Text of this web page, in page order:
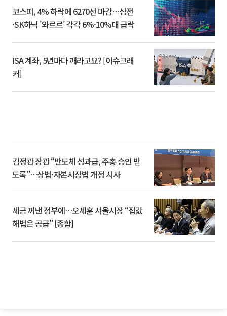
코스피, 4% 하락에 6270선 마감…삼전
·SK하닉 '와르르' 각각 6%·10%대 급락
ISA 계좌, 5년마다 깨라고요? [이슈크래
커]
김정관 장관 “반도체 성과급, 주총 승인 받
도록”…상법·자본시장법 개정 시사
세금 꺼낸 정부에…오세훈 서울시장 “집값
해법은 공급” [종합]